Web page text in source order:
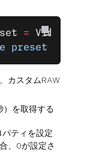
=
preset
カスタムRAW
）を取得する
パティを設定
、0が設定さ